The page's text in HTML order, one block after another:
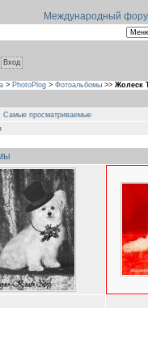
Международный
> PhotoPlog > Фотоальбомы >> Жолеск
Самые просматриваемые